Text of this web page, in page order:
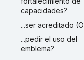
capacidades?
...ser acreditado
...pedir el uso del
emblema?